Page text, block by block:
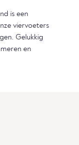
is een
viervoeters
Gelukkig
en